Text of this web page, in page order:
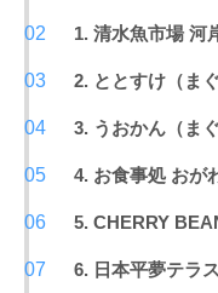
1. 清水魚市場 河
2. ととすけ（ま
3. うおかん（ま
4. お食事処 おが
5. CHERRY
6. 日本平夢テラス